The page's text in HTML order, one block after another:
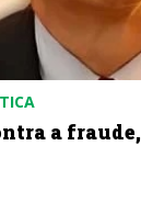
a